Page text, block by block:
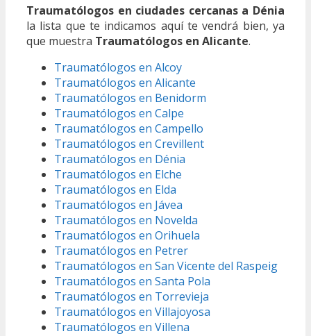
Traumatólogos en ciudades cercanas a Dénia
la lista que te indicamos aquí te vendrá bien, ya
que muestra Traumatólogos en Alicante.
Traumatólogos en Alcoy
Traumatólogos en Alicante
Traumatólogos en Benidorm
Traumatólogos en Calpe
Traumatólogos en Campello
Traumatólogos en Crevillent
Traumatólogos en Dénia
Traumatólogos en Elche
Traumatólogos en Elda
Traumatólogos en Jávea
Traumatólogos en Novelda
Traumatólogos en Orihuela
Traumatólogos en Petrer
Traumatólogos en San Vicente del Raspeig
Traumatólogos en Santa Pola
Traumatólogos en Torrevieja
Traumatólogos en Villajoyosa
Traumatólogos en Villena